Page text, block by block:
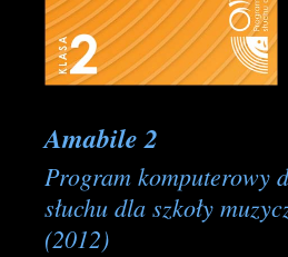
Amabile 2
Program komputerowy
słuchu dla szkoły
(2012)